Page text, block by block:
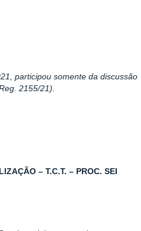
participou somente da discussão
2155/21).
– T.C.T. – PROC. SEI